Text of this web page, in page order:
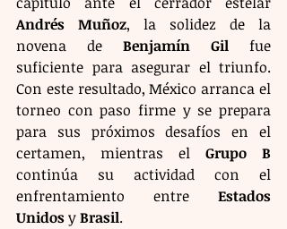
Andrés Muñoz, la solidez de la
novena de Benjamín Gil fue
suficiente para asegurar el triunfo.
Con este resultado, México arranca el
torneo con paso firme y se prepara
para sus próximos desafíos en el
certamen, mientras el Grupo B
continúa su actividad con el
enfrentamiento entre Estados
Unidos y Brasil.